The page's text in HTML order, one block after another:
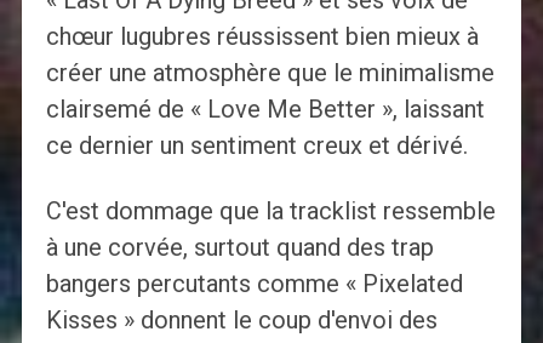
chœur lugubres réussissent bien mieux à
créer une atmosphère que le minimalisme
clairsemé de « Love Me Better », laissant
ce dernier un sentiment creux et dérivé.
C'est dommage que la tracklist ressemble
à une corvée, surtout quand des trap
bangers percutants comme « Pixelated
Kisses » donnent le coup d'envoi des